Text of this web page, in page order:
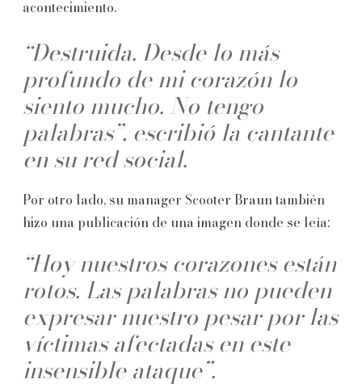
acontecimiento.
“Destruida. Desde lo más
profundo de mi corazón lo
siento mucho. No tengo
palabras”, escribió la cantante
en su red social.
Por otro lado, su manager Scooter Braun también
hizo una publicación de una imagen donde se leía:
“Hoy nuestros corazones están
rotos. Las palabras no pueden
expresar nuestro pesar por las
víctimas afectadas en este
insensible ataque”.